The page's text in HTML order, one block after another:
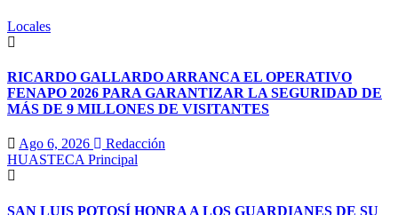
Locales
RICARDO GALLARDO ARRANCA EL OPERATIVO
FENAPO 2026 PARA GARANTIZAR LA SEGURIDAD DE
MÁS DE 9 MILLONES DE VISITANTES
Ago 6, 2026
Redacción
HUASTECAPrincipal
SAN LUIS POTOSÍ HONRA A LOS GUARDIANES DE SU